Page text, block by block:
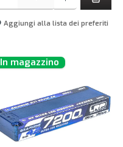
Aggiungi alla lista dei preferiti
In magazzino